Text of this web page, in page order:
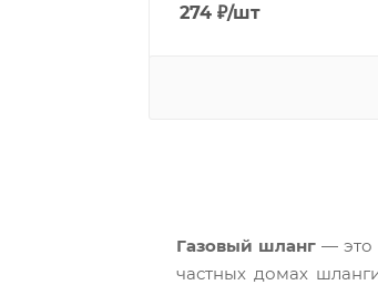
274 ₽/шт
Газовый шланг — это
частных домах